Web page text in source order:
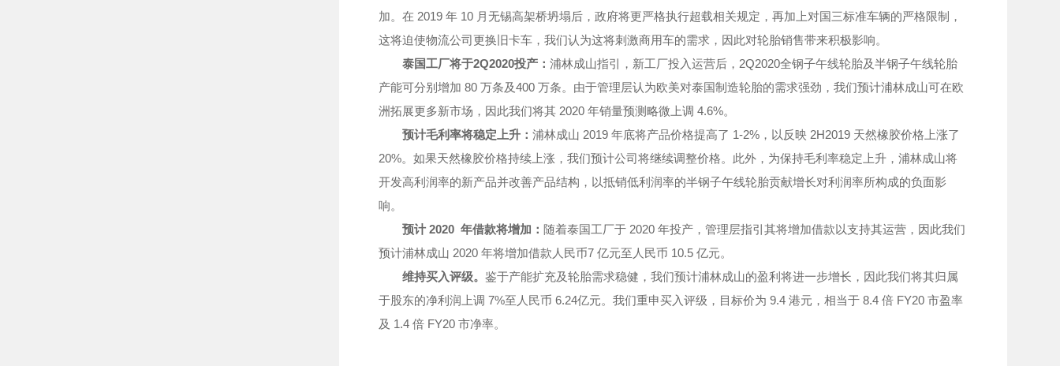
加。在 2019 年 10 月无锡高架桥坍塌后，政府将更严格执行超载相关规定，再加上对国三标准车辆的严格限制，
这将迫使物流公司更换旧卡车，我们认为这将刺激商用车的需求，因此对轮胎销售带来积极影响。
泰国工厂将于2Q2020投产：浦林成山指引，新工厂投入运营后，2Q2020全钢子午线轮胎及半钢子午线轮胎
产能可分别增加 80 万条及400 万条。由于管理层认为欧美对泰国制造轮胎的需求强劲，我们预计浦林成山可在欧
洲拓展更多新市场，因此我们将其 2020 年销量预测略微上调 4.6%。
预计毛利率将稳定上升：浦林成山 2019 年底将产品价格提高了 1-2%，以反映 2H2019 天然橡胶价格上涨了
20%。如果天然橡胶价格持续上涨，我们预计公司将继续调整价格。此外，为保持毛利率稳定上升，浦林成山将
开发高利润率的新产品并改善产品结构，以抵销低利润率的半钢子午线轮胎贡献增长对利润率所构成的负面影
响。
预计 2020 年借款将增加： 随着泰国工厂于 2020 年投产，管理层指引其将增加借款以支持其运营，因此我们
预计浦林成山 2020 年将增加借款人民币7 亿元至人民币 10.5 亿元。
维持买入评级。鉴于产能扩充及轮胎需求稳健，我们预计浦林成山的盈利将进一步增长，因此我们将其归属
于股东的净利润上调 7%至人民币 6.24亿元。我们重申买入评级，目标价为 9.4 港元，相当于 8.4 倍 FY20 市盈率
及 1.4 倍 FY20 市净率。